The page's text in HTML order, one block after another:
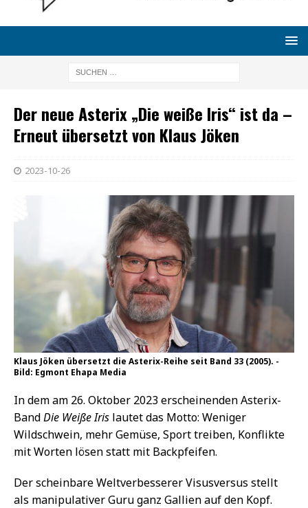
Der neue Asterix „Die weiße Iris“ ist da –
Erneut übersetzt von Klaus Jöken
2023-10-26
Klaus Jöken übersetzt die Asterix-Reihe seit Band 33 (2005). -
Bild: Egmont Ehapa Media
In dem am 26. Oktober 2023 erscheinenden Asterix-
BandDie Weiße Iris lautet das Motto: Weniger
Wildschwein, mehr Gemüse, Sport treiben, Konflikte
mit Worten lösen statt mit Backpfeifen.
Der scheinbare Weltverbesserer Visusversus stellt
als manipulativer Guru ganz Gallien auf den Kopf.